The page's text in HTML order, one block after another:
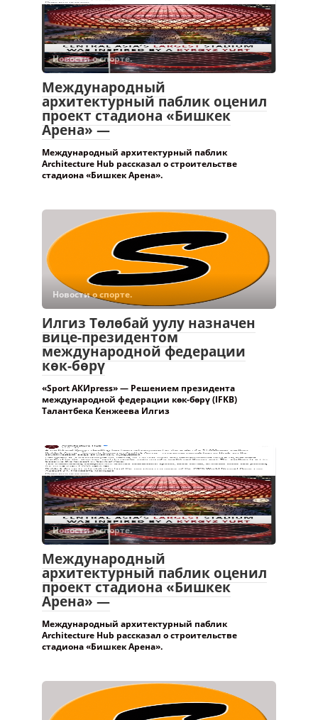
Новости о спорте.
Международный
архитектурный паблик оценил
проект стадиона «Бишкек
Арена» —
Международный архитектурный паблик
Architecture Hub рассказал о строительстве
стадиона «Бишкек Арена».
Новости о спорте.
Илгиз Төлөбай уулу назначен
вице-президентом
международной федерации
көк-бөрү
«Sport АКИpress» — Решением президента
международной федерации көк-бөрү (IFKB)
Талантбека Кенжеева Илгиз
Новости о спорте.
Международный
архитектурный паблик оценил
проект стадиона «Бишкек
Арена» —
Международный архитектурный паблик
Architecture Hub рассказал о строительстве
стадиона «Бишкек Арена».